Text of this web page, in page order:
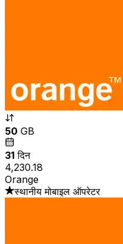
50 GB
31 दिन
₹4,230.18
Orange
स्थानीय मोबाइल ऑपरेटर